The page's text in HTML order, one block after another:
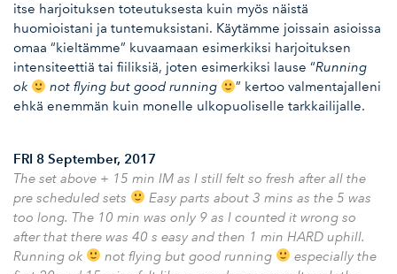
itse harjoituksen toteutuksesta kuin myös näistä
huomioistani ja tuntemuksistani. Käytämme joissain asioissa
omaa “kieltämme” kuvaamaan esimerkiksi harjoituksen
intensiteettiä tai fiiliksiä, joten esimerkiksi lause “Running
ok
not flying but good running
” kertoo valmentajalleni
ehkä enemmän kuin monelle ulkopuoliselle tarkkailijalle.
FRI 8 September, 2017
The set above + 15 min IM as I still felt so fresh after all the
pre scheduled sets
Easy parts about 3 mins as the 5 was
too long. The 10 min was only 9 as I counted it wrong so
after that there was 40 s easy and then 1 min HARD uphill.
Running ok
not flying but good running
especially the